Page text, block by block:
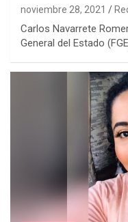
noviembre 28, 2021
Carlos Navarrete
General del Estado